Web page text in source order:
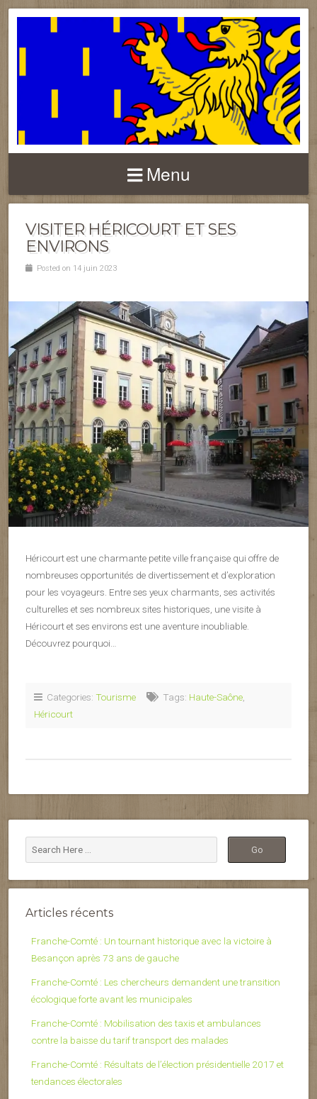
FRANCHE-COMTÉ
Menu
VISITER HÉRICOURT ET SES
ENVIRONS
Posted on 14 juin 2023
Héricourt est une charmante petite ville française qui offre de
nombreuses opportunités de divertissement et d’exploration
pour les voyageurs. Entre ses yeux charmants, ses activités
culturelles et ses nombreux sites historiques, une visite à
Héricourt et ses environs est une aventure inoubliable.
Découvrez pourquoi…
Categories: Tourisme Tags: Haute-Saône
Héricourt
Articles récents
Franche-Comté : Un tournant historique avec la victoire à
Besançon après 73 ans de gauche
Franche-Comté : Les chercheurs demandent une transition
écologique forte avant les municipales
Franche-Comté : Mobilisation des taxis et ambulances
contre la baisse du tarif transport des malades
Franche-Comté : Résultats de l’élection présidentielle 2017 et
tendances électorales